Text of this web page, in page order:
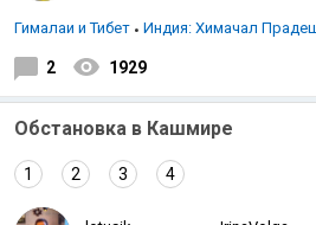
Гималаи и Тибет Индия: Химачал
2 1929
Обстановка в Кашмире
1 2 3 4